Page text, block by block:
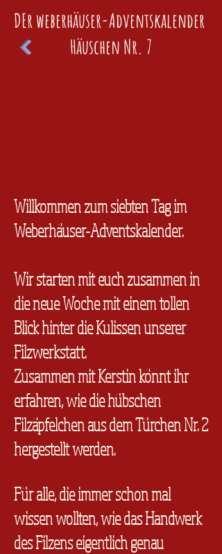
DEr weberhäuser-Adventskalender
Häuschen Nr. 7
Willkommen zum siebten Tag im
Weberhäuser-Adventskalender.
Wir starten mit euch zusammen in
die neue Woche mit einem tollen
Blick hinter die Kulissen unserer
Filzwerkstatt.
Zusammen mit Kerstin könnt ihr
erfahren, wie die hübschen
Filzäpfelchen aus dem Türchen Nr. 2
hergestellt werden.
Für alle, die immer schon mal
wissen wollten, wie das Handwerk
des Filzens eigentlich genau